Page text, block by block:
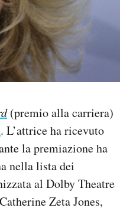
(premio alla carriera)
. L’attrice ha ricevuto
la premiazione ha
nella lista dei
al Dolby Theatre
Zeta Jones,